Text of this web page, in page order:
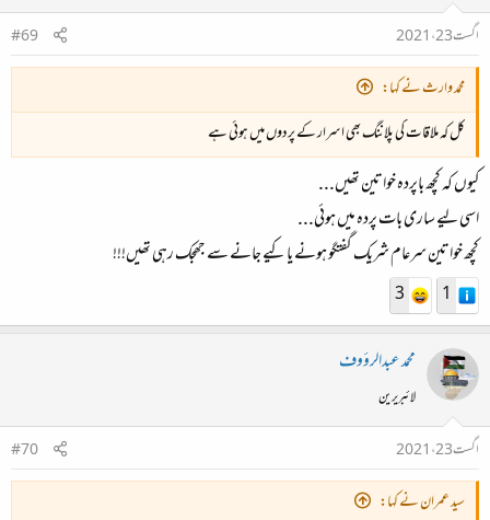
اگست 23، 2021
#69
محمد وارث نے کہا:
کل کہ ملاقات کی پلاننگ بھی اسرار کے پردوں میں ہوئی ہے
کیوں کہ کچھ باپردہ خواتین تھیں...
اسی لیے ساری بات پردہ میں ہوئی...
کچھ خواتین سرعام شریک گفتگو ہونے یا کیے جانے سے جھجک رہی تھیں!!!
1
3
محمد عبدالرؤوف
لائبریرین
اگست 23، 2021
#70
سید عمران نے کہا: